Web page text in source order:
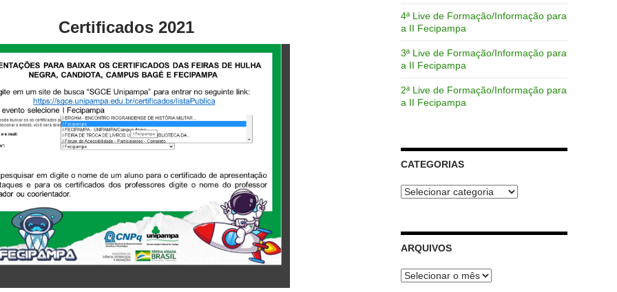
Certificados 2021
4ª Live de Formação/Informação para
a II Fecipampa
3ª Live de Formação/Informação para
a II Fecipampa
2ª Live de Formação/Informação para
a II Fecipampa
CATEGORIAS
Categorias
ARQUIVOS
Arquivos